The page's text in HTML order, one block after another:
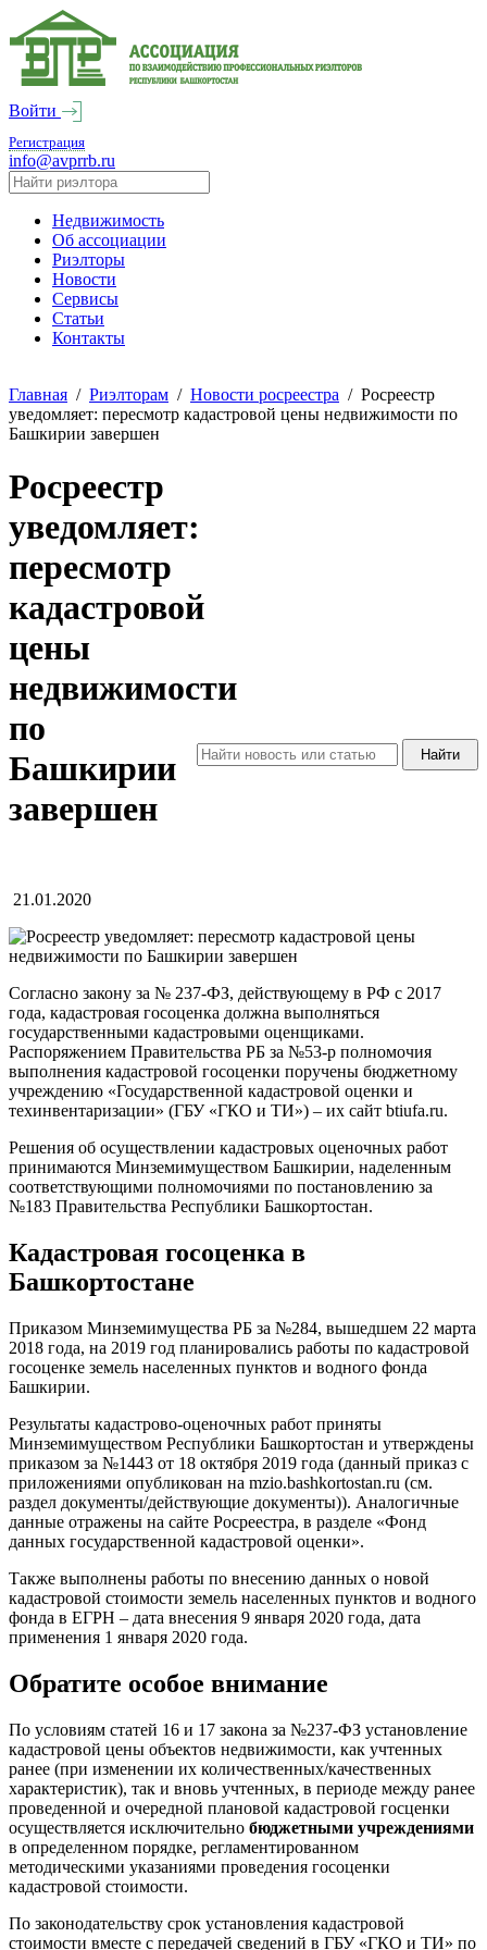
Войти
Регистрация
info@avprrb.ru
Недвижимость
Об ассоциации
Риэлторы
Новости
Сервисы
Статьи
Контакты
Главная / Риэлторам / Новости росреестра / Росреестр
уведомляет: пересмотр кадастровой цены недвижимости по
Башкирии завершен
Росреестр
уведомляет:
пересмотр
кадастровой
цены
недвижимости
по
Башкирии
завершен
21.01.2020
Согласно закону за № 237-ФЗ, действующему в РФ с 2017
года, кадастровая госоценка должна выполняться
государственными кадастровыми оценщиками.
Распоряжением Правительства РБ за №53-р полномочия
выполнения кадастровой госоценки поручены бюджетному
учреждению «Государственной кадастровой оценки и
техинвентаризации» (ГБУ «ГКО и ТИ») – их сайт btiufa.ru.
Решения об осуществлении кадастровых оценочных работ
принимаются Минземимуществом Башкирии, наделенным
соответствующими полномочиями по постановлению за
№183 Правительства Республики Башкортостан.
Кадастровая госоценка в
Башкортостане
Приказом Минземимущества РБ за №284, вышедшем 22 марта
2018 года, на 2019 год планировались работы по кадастровой
госоценке земель населенных пунктов и водного фонда
Башкирии.
Результаты кадастрово-оценочных работ приняты
Минземимуществом Республики Башкортостан и утверждены
приказом за №1443 от 18 октября 2019 года (данный приказ с
приложениями опубликован на mzio.bashkortostan.ru (см.
раздел документы/действующие документы)). Аналогичные
данные отражены на сайте Росреестра, в разделе «Фонд
данных государственной кадастровой оценки».
Также выполнены работы по внесению данных о новой
кадастровой стоимости земель населенных пунктов и водного
фонда в ЕГРН – дата внесения 9 января 2020 года, дата
применения 1 января 2020 года.
Обратите особое внимание
По условиям статей 16 и 17 закона за №237-ФЗ установление
кадастровой цены объектов недвижимости, как учтенных
ранее (при изменении их количественных/качественных
характеристик), так и вновь учтенных, в периоде между ранее
проведенной и очередной плановой кадастровой госценки
осуществляется исключительно бюджетными учреждениями
в определенном порядке, регламентированном
методическими указаниями проведения госоценки
кадастровой стоимости.
По законодательству срок установления кадастровой
стоимости вместе с передачей сведений в ГБУ «ГКО и ТИ» по